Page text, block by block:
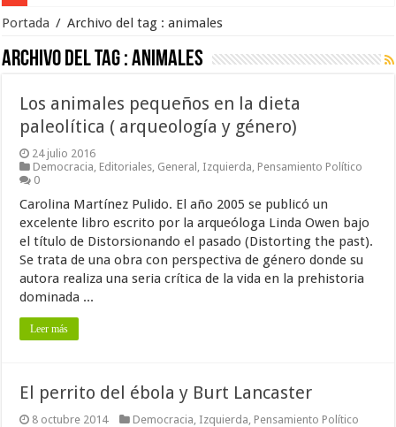
Portada / Archivo del tag :animales
Archivo del tag :animales
Los animales pequeños en la dieta
paleolítica ( arqueología y género)
24 julio 2016
Democracia, Editoriales, General , Izquierda, Pensamiento Político
0
Carolina Martínez Pulido. El año 2005 se publicó un
excelente libro escrito por la arqueóloga Linda Owen bajo
el título de Distorsionando el pasado (Distorting the past).
Se trata de una obra con perspectiva de género donde su
autora realiza una seria crítica de la vida en la prehistoria
dominada ...
Leer más
El perrito del ébola y Burt Lancaster
8 octubre 2014 Democracia, Izquierda, Pensamiento Político